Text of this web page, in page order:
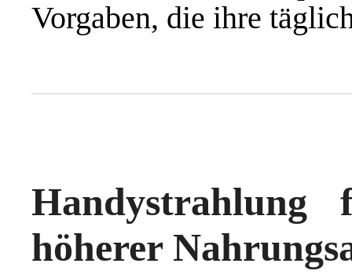
Vorgaben, die ihre
höherer